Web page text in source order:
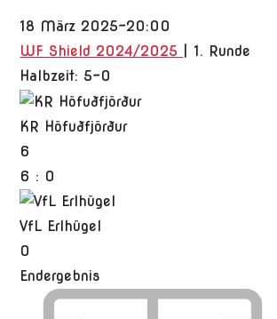
18 März 2025-20:00
WF Shield 2024/2025
| 1. Runde
Halbzeit: 5-0
KR Höfuðfjörður
6
6 : 0
VfL Erlhügel
0
Endergebnis